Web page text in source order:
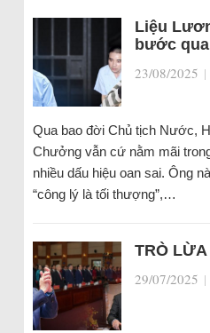
Liệu
bước
23/08/2025 |
Qua bao đời Chủ tịch Nước,
Chưởng vẫn cứ nằm mãi
nhiều dấu hiệu oan sai. Ông
“công lý là tối thượng”,…
TRÒ LỪA
29/07/2025 |